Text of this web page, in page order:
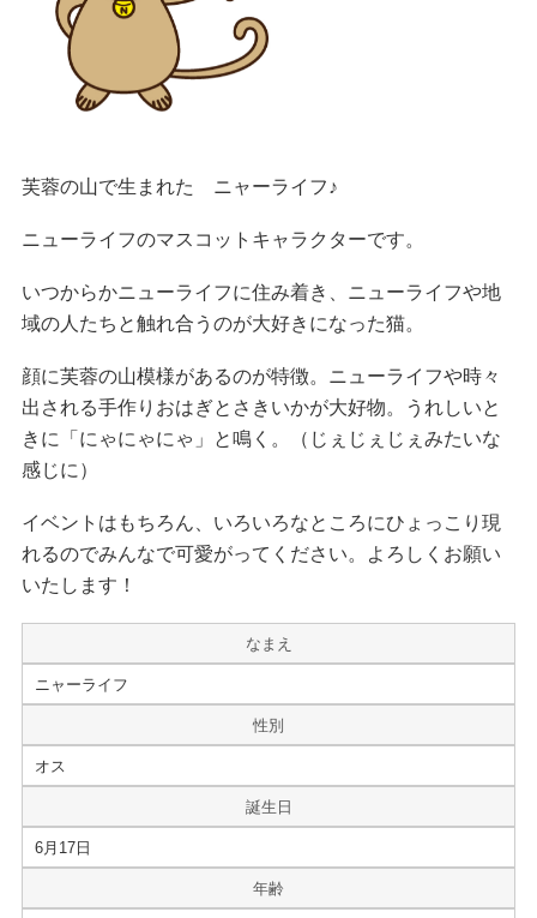
芙蓉の山で生まれた ニャーライフ♪
ニューライフのマスコットキャラクターです。
いつからかニューライフに住み着き、ニューライフや地
域の人たちと触れ合うのが大好きになった猫。
顔に芙蓉の山模様があるのが特徴。ニューライフや時々
出される手作りおはぎとさきいかが大好物。うれしいと
きに「にゃにゃにゃ」と鳴く。（じぇじぇじぇみたいな
感じに）
イベントはもちろん、いろいろなところにひょっこり現
れるのでみんなで可愛がってください。よろしくお願い
いたします！
なまえ
ニャーライフ
性別
オス
誕生日
6月17日
年齢